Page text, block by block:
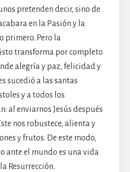
pretenden decir, sino de
en la Pasión y la
primero. Pero la
transforma por completo
alegría y paz, felicidad y
sucedió a las santas
y a todos los
al enviarnos Jesús después
nos robustece, alienta y
y frutos. De este modo,
ante el mundo es una vida
Resurrección.